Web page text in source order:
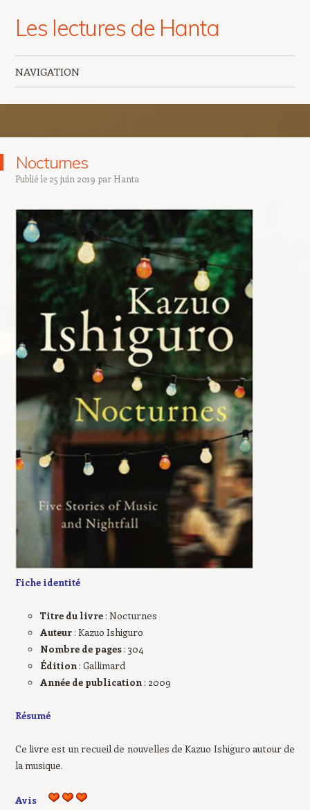
Les lectures de Hanta
NAVIGATION
Nocturnes
Publié le 25 juin 2019 par Hanta
Fiche identité
Titre du livre: Nocturnes
Auteur: Kazuo Ishiguro
Nombre de pages: 304
Édition: Gallimard
Année de publication: 2009
Résumé
Ce livre est un recueil de nouvelles de Kazuo Ishiguro autour de
la musique.
Avis